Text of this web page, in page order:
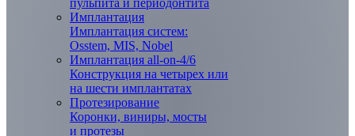
пульпита и периодонтита
Имплантация
Имплантация систем:
Osstem, MIS, Nobel
Имплантация all-on-4/6
Конструкция на четырех или
на шести имплантатах
Протезирование
Коронки, виниры, мосты
и протезы